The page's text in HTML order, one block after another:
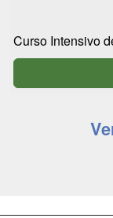
Curso Intensivo